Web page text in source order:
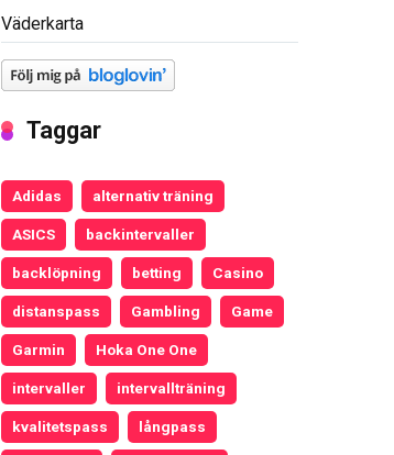
Väderkarta
Taggar
Adidas alternativ träning
ASICS backintervaller
backlöpning betting Casino
distanspass Gambling Game
Garmin Hoka One One
intervaller intervallträning
kvalitetspass långpass